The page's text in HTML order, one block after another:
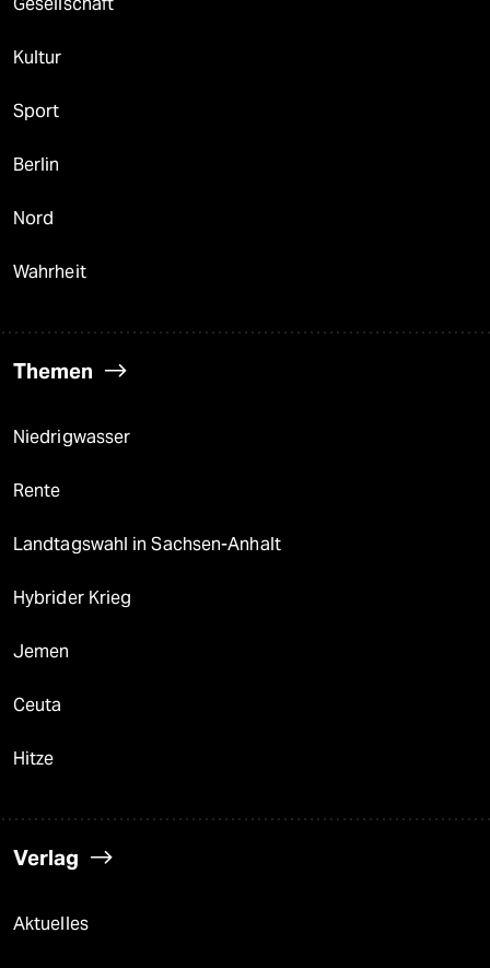
Kultur
Sport
Berlin
Nord
Wahrheit
Themen
Niedrigwasser
Rente
Landtagswahl in Sachsen-Anhalt
Hybrider Krieg
Jemen
Ceuta
Hitze
Verlag
Aktuelles